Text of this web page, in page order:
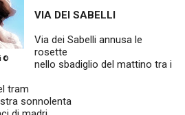
©
VIA DEI SABELLI
Via dei Sabelli annusa le
rosette
nello sbadiglio del mattino tra i
tram
sonnolenta